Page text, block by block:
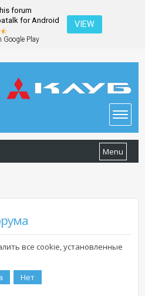
forum
for Android
Google Play
VIEW
Menu
все cookie, установленные